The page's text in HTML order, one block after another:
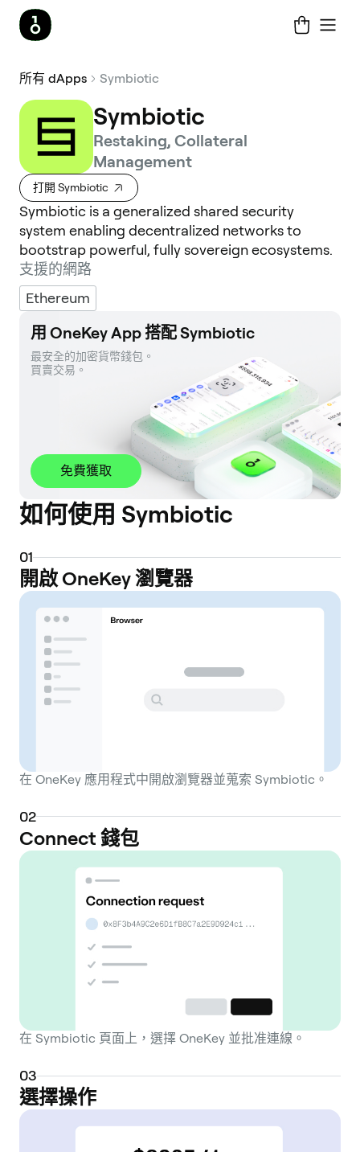
所有 dApps Symbiotic
Symbiotic
Restaking, Collateral
Management
打開 Symbiotic
Symbiotic is a generalized shared security
system enabling decentralized networks to
bootstrap powerful, fully sovereign ecosystems.
支援的網路
Ethereum
用 OneKey App 搭配 Symbiotic
最安全的加密貨幣錢包。
買賣交易。
免費獲取
如何使用 Symbiotic
01
開啟 OneKey 瀏覽器
在 OneKey 應用程式中開啟瀏覽器並蒐索 Symbiotic。
02
Connect 錢包
在 Symbiotic 頁面上，選擇 OneKey 並批准連線。
03
選擇操作